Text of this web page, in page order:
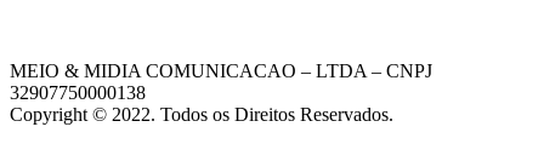
MEIO & MIDIA COMUNICACAO – LTDA – CNPJ
32907750000138
Copyright © 2022. Todos os Direitos Reservados.